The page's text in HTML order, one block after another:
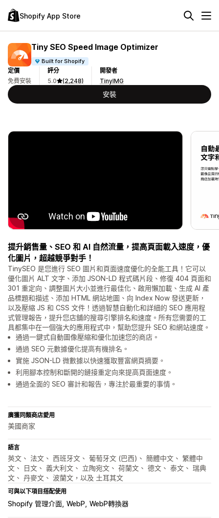
Shopify App Store
Tiny SEO Speed Image Optimizer
Built for Shopify
定價
免費安裝
評分
5.0
(2,248)
開發者
TinyIMG
安裝
提升銷售量、SEO 和 AI 自然流量，提高頁面載入速度，優
化圖片，超越競爭對手！
TinySEO 是您進行 SEO 圖片和頁面速度優化的全能工具！它可以
優化圖片 ALT 文字、添加 JSON-LD 程式碼片段、修復 404 頁面和
301 重定向、調整圖片大小並進行最佳化、啟用懶加載、生成 AI 產
品標題和描述、添加 HTML 網站地圖、向 Index Now 發送更新，
以及壓縮 JS 和 CSS 文件！透過智慧自動化和詳細的 SEO 應用程
式管理報告，提升您店舖的搜尋引擎排名和速度。所有您需要的工
具都集中在一個強大的應用程式中，幫助您提升 SEO 和網站速度。
通過一鍵式自動圖像壓縮和優化加速您的商店。
通過 SEO 元數據優化提高有機排名。
實施 JSON-LD 微數據以快速獲取豐富網頁摘要。
利用腳本控制和斷開的鏈接重定向來提高頁面速度。
通過全面的 SEO 審計和報告，專注於最重要的事情。
廣獲同類商店愛用
美國商家
語言
英文、 法文、 西班牙文、 葡萄牙文 (巴西)、 簡體中文、 繁體中
文、 日文、 義大利文、 立陶宛文、 荷蘭文、 德文、 泰文、 瑞典
文、 丹麥文、 波蘭文，以及 土耳其文
可與以下項目搭配使用
Shopify 管理介面 WebP WebP轉換器